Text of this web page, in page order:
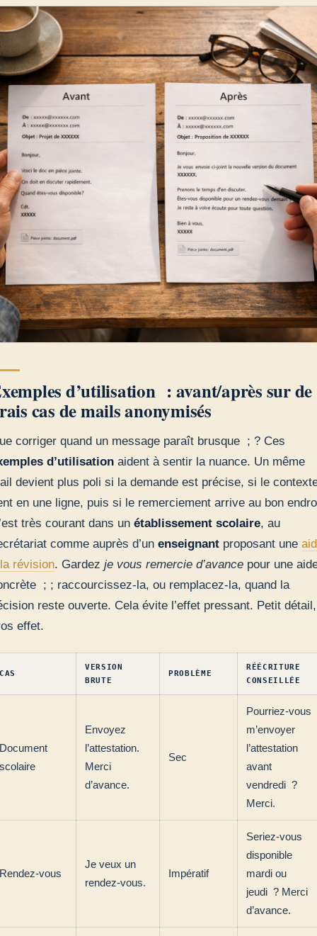
d’utilisation : avant/après sur de
cas de mails anonymisés
corriger quand un message paraît brusque ; ? Ces
d’utilisation aident à sentir la nuance. Un même
devient plus poli si la demande est précise, si le
en une ligne, puis si le remerciement arrive au bon
très courant dans un établissement scolaire, au
comme auprès d’un enseignant proposant une
révision. Gardez je vous remercie d’avance pour une
; ; raccourcissez-la, ou remplacez-la, quand la
reste ouverte. Cela évite l’effet pressant. Petit détail,
effet.
CAS
VERSION
BRUTE
PROBLÈME
RÉÉCRITURE
CONSEILLÉE
Document
scolaire
Envoyez
l’attestation.
Merci
d’avance.
Sec
Pourriez-vous
m’envoyer
l’attestation
avant
vendredi ?
Merci.
Rendez-vous
Je veux un
rendez-vous.
Impératif
Seriez-vous
disponible
mardi ou
jeudi ? Merci
d’avance.